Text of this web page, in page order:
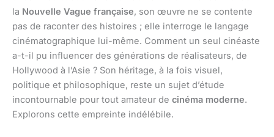
la Nouvelle Vague française, son œuvre ne se contente
pas de raconter des histoires ; elle interroge le langage
cinématographique lui-même. Comment un seul cinéaste
a-t-il pu influencer des générations de réalisateurs, de
Hollywood à l’Asie ? Son héritage, à la fois visuel,
politique et philosophique, reste un sujet d’étude
incontournable pour tout amateur de cinéma moderne.
Explorons cette empreinte indélébile.